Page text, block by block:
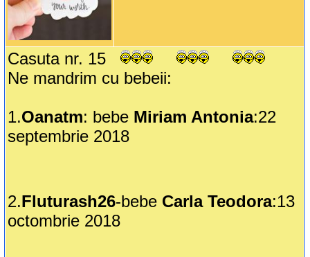
Casuta nr. 15
Ne mandrim cu bebeii:
1.Oanatm: bebe Miriam Antonia:22
septembrie 2018
2.Fluturash26-bebe Carla Teodora:13
octombrie 2018